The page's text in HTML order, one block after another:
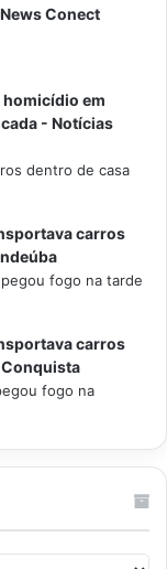
Conect
em
- Notícias
dentro de casa
carros
fogo na tarde
carros
fogo na